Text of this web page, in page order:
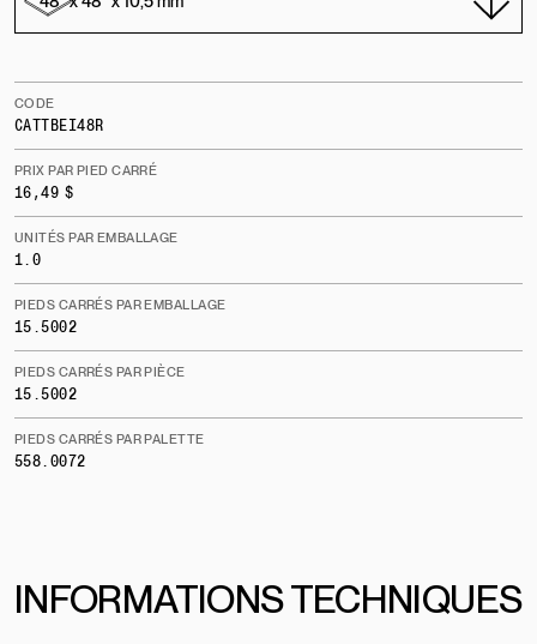
CODE
CATTBEI48R
PRIX PAR PIED CARRÉ
16,49 $
UNITÉS PAR EMBALLAGE
1.0
PIEDS CARRÉS PAR EMBALLAGE
15.5002
PIEDS CARRÉS PAR PIÈCE
15.5002
PIEDS CARRÉS PAR PALETTE
558.0072
INFORMATIONS TECHNIQUES